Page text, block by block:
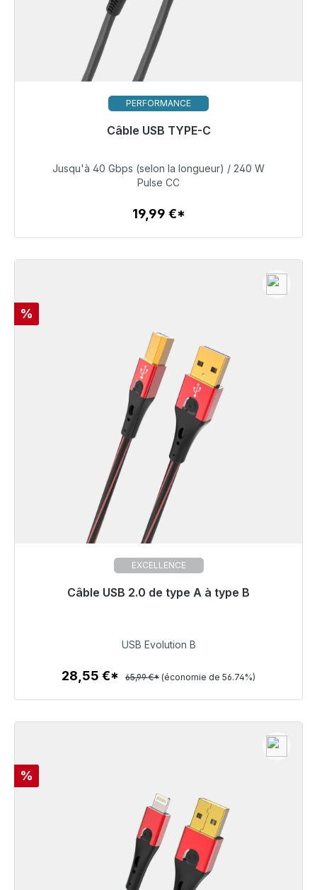
PERFORMANCE
Câble USB TYPE-C
Prêt à être expédié, délai de livraison 48h*
19,99 €
Détails
Jusqu'à 40 Gbps (selon la longueur) / 240 W
Pulse CC
19,99 €*
Réduction
%
EXCELLENCE
Câble USB 2.0 de type A à type B
Prêt à être expédié, délai de livraison 48h*
Détails
USB Evolution B
28,55 €* 65,99 €* (économie de 56.74%)
Réduction
%